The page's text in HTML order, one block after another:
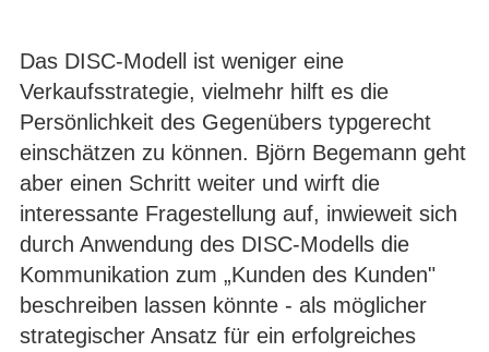
Das DISC-Modell ist weniger eine
Verkaufsstrategie, vielmehr hilft es die
Persönlichkeit des Gegenübers typgerecht
einschätzen zu können. Björn Begemann geht
aber einen Schritt weiter und wirft die
interessante Fragestellung auf, inwieweit sich
durch Anwendung des DISC-Modells die
Kommunikation zum „Kunden des Kunden"
beschreiben lassen könnte - als möglicher
strategischer Ansatz für ein erfolgreiches